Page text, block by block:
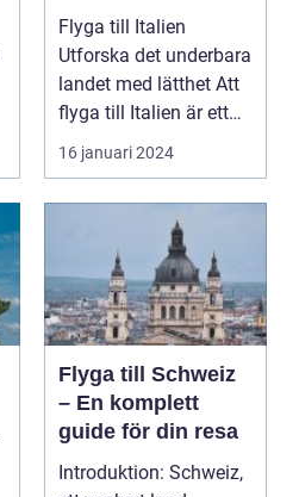
Flyga till Italien
Utforska det underbara
landet med lätthet Att
flyga till Italien är ett
fantast...
16 januari 2024
Flyga till Schweiz
– En komplett
guide för din resa
Introduktion: Schweiz,